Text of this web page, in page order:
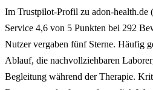
Im Trustpilot-Profil zu adon-health.de
Service 4,6 von 5 Punkten bei 292
Nutzer vergaben fünf Sterne. Häufig
Ablauf, die nachvollziehbaren
Begleitung während der Therapie.